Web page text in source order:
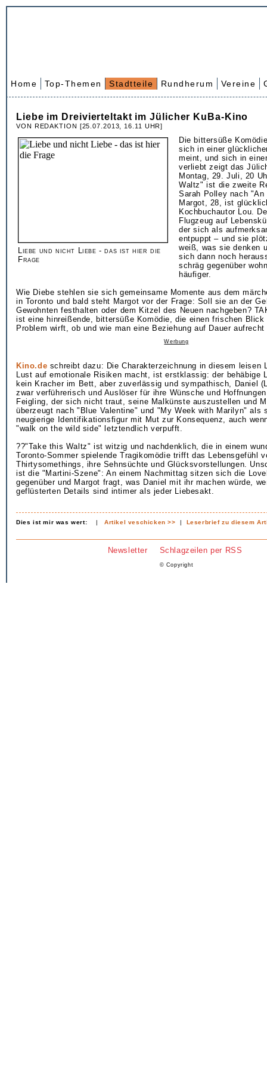
Home Top-Themen Stadtteile Rundherum Vereine
Liebe im Dreivierteltakt im Jülicher KuBa-Kino
VON REDAKTION [25.07.2013, 16.11 UHR]
Liebe und nicht Liebe - das ist hier die
Frage
Die bittersüße
sich in einer
meint, und sich in
verliebt zeigt das
Montag, 29. Juli, 20
Waltz" ist die zweite
Sarah Polley nach
Margot, 28, ist
Kochbuchautor Lou.
Flugzeug auf
der sich als
entpuppt – und sie
weiß, was sie denken
sich dann noch
schräg gegenüber
häufiger.
Wie Diebe stehlen sie sich gemeinsame Momente aus dem
in Toronto und bald steht Margot vor der Frage: Soll sie an der
Gewohnten festhalten oder dem Kitzel des Neuen nachgeben?
ist eine hinreißende, bittersüße Komödie, die einen frischen Blick
Problem wirft, ob und wie man eine Beziehung auf Dauer
Werbung
Kino.de schreibt dazu: Die Charakterzeichnung in diesem leisen
Lust auf emotionale Risiken macht, ist erstklassig: der behäbige
kein Kracher im Bett, aber zuverlässig und sympathisch, Daniel
zwar verführerisch und Auslöser für ihre Wünsche und
Feigling, der sich nicht traut, seine Malkünste auszustellen und
überzeugt nach "Blue Valentine" und "My Week with Marilyn" als
neugierige Identifikationsfigur mit Mut zur Konsequenz, auch
"walk on the wild side" letztendlich verpufft.
??"Take this Waltz" ist witzig und nachdenklich, die in einem
Toronto-Sommer spielende Tragikomödie trifft das Lebensgefühl
Thirtysomethings, ihre Sehnsüchte und Glücksvorstellungen.
ist die "Martini-Szene": An einem Nachmittag sitzen sich die
gegenüber und Margot fragt, was Daniel mit ihr machen würde,
geflüsterten Details sind intimer als jeder Liebesakt.
Dies ist mir was wert: |Artikel veschicken >> | Leserbrief zu diesem
Newsletter Schlagzeilen per RSS
© Copyright